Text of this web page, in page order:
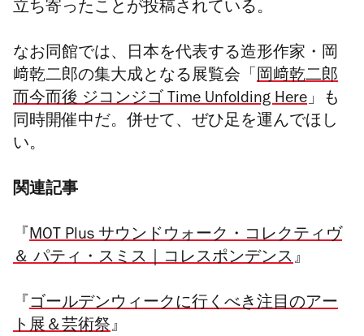
立ち寄ったことが投稿されている。
なお同館では、日本を代表する造形作家・ 岡
﨑乾二郎の集大成となる展覧会 「 岡﨑乾二郎
而今而後 ジコンジゴ Time Unfolding Here」も
同時開催中だ。併せて、ぜひ足を運んでほし
い。
関連記事
『 MOT Plusサウンドウォーク・コレクティヴ
＆ パティ・スミス｜コレスポンデンス』
『 ゴールデンウィークに行くべき注目のアー
ト展＆芸術祭』